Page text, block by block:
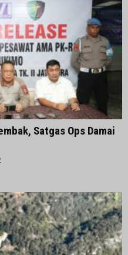
Satgas Ops Damai